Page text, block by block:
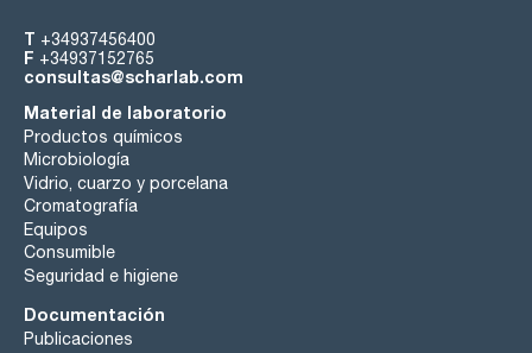
T +34937456400
F +34937152765
consultas@scharlab.com
Material de laboratorio
Productos químicos
Microbiología
Vidrio, cuarzo y porcelana
Cromatografía
Equipos
Consumible
Seguridad e higiene
Documentación
Publicaciones